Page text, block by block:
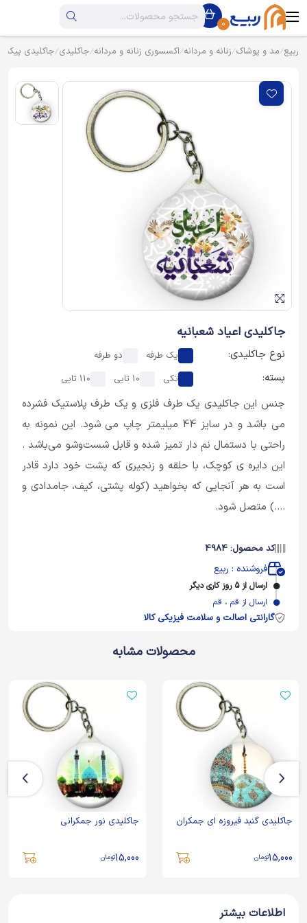
0
ربیع مد و پوشاک زنانه و مردانه اکسسوری زنانه و مردانه جاکلیدی جاکلیدی
جاکلیدی اعیاد شعبانیه
نوع جاکلیدی: یک طرفه دو طرفه
بسته: تکی 10 تایی 110 تایی
جنس این جاکلیدی یک طرف فلزی و یک طرف پلاستیک فشرده
می باشد و در سایز 44 میلیمتر چاپ می شود. این نمونه به
راحتی با دستمال نم دار تمیز شده و قابل شست‌وشو می‌باشد .
این دایره ی کوچک، با حلقه و زنجیری که پشت خود دارد قادر
است به هر آنجایی که بخواهید (کوله پشتی، کیف، جامدادی و
....) متصل شود.
کد محصول: 4984
فروشنده : ربیع
ارسال از 5 روز کاری دیگر
ارسال از قم ، قم
گارانتی اصالت و سلامت فیزیکی کالا
محصولات مشابه
جاکلیدی گنبد فیروزه ای جمکران
15,000تومان
جاکلیدی نور جمکرانی
15,000تومان
اطلاعات بیشتر